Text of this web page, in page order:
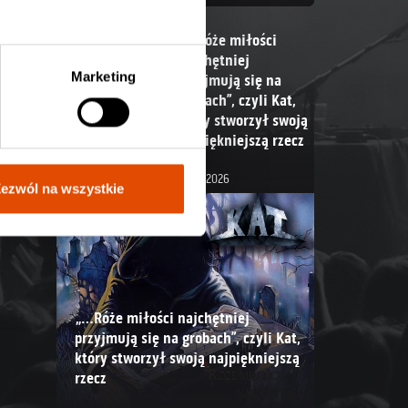
Marketing
na wszystkie
„…Róże miłości
najchętniej
przyjmują się na
grobach”, czyli Kat,
który stworzył swoją
najpiękniejszą rzecz
28.07.2026
„…Róże miłości najchętniej
przyjmują się na grobach”, czyli Kat,
który stworzył swoją najpiękniejszą
rzecz